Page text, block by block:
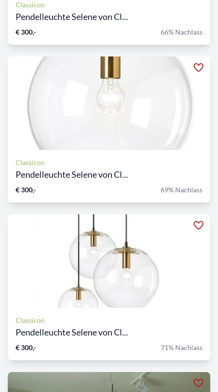
Classicon
Pendelleuchte Selene von Cl...
€ 300,- 66% Nachlass
Classicon
Pendelleuchte Selene von Cl...
€ 300,- 69% Nachlass
Classicon
Pendelleuchte Selene von Cl...
€ 300,- 71% Nachlass